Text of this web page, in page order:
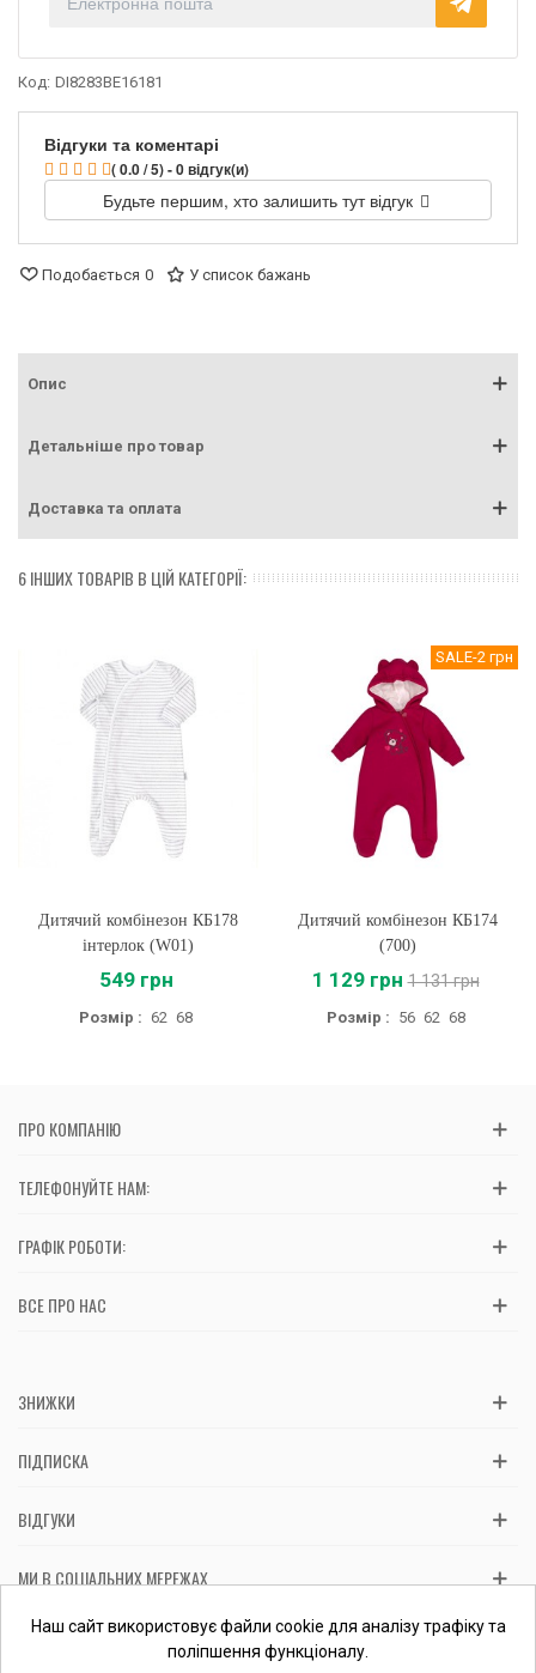
Код: DI8283BE16181
Відгуки та коментарі
( 0.0 / 5) - 0 відгук(и)
Будьте першим, хто залишить тут відгук
Подобається 0 У список бажань
Опис
Детальніше про товар
Доставка та оплата
6 ІНШИХ ТОВАРІВ В ЦІЙ КАТЕГОРІЇ:
Дитячий комбінезон КБ178
інтерлок (W01)
549 грн
Розмір : 62 68
SALE-2 грн
Дитячий комбінезон КБ174
(700)
1 129 грн 1 131 грн
Розмір : 56 62 68
ПРО КОМПАНІЮ
ТЕЛЕФОНУЙТЕ НАМ:
ГРАФІК РОБОТИ:
ВСЕ ПРО НАС
ЗНИЖКИ
ПІДПИСКА
ВІДГУКИ
МИ В СОЦІАЛЬНИХ МЕРЕЖАХ
Вас обслуговує: ФОП Косташ С.І., номер запису в ЄДР 2 673 000
0000 057597 від 06.01.2017.Перевірити ФОП
Наш сайт використовує файли cookie для аналізу трафіку та
поліпшення функціоналу.